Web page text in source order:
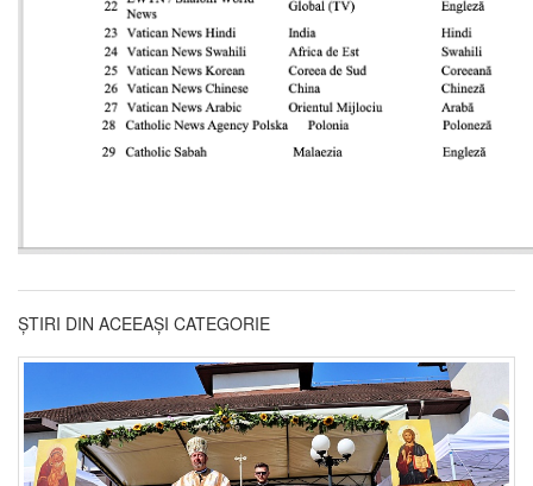
ȘTIRI DIN ACEEAȘI CATEGORIE